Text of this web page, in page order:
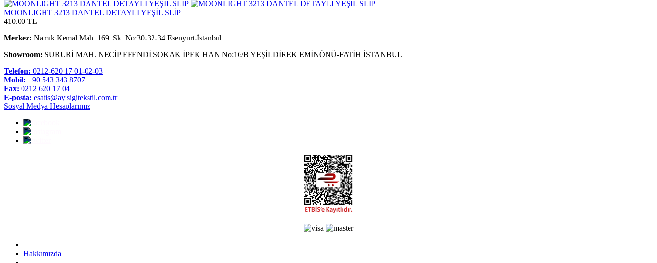
MOONLIGHT 3213 DANTEL DETAYLI YEŞİL SLİP
410.00 TL
Merkez: Namık Kemal Mah. 169. Sk. No:30-32-34 Esenyurt-İstanbul
Showroom: SURURİ MAH. NECİP EFENDİ SOKAK İPEK HAN No:16/B YEŞİLDİREK EMİNÖNÜ-FATİH İSTANBUL
Telefon: 0212-620 17 01-02-03
Mobil: +90 543 343 8707
Fax: 0212 620 17 04
E-posta: esatis@ayisigitekstil.com.tr
Sosyal Medya Hesaplarımız
Hakkımızda